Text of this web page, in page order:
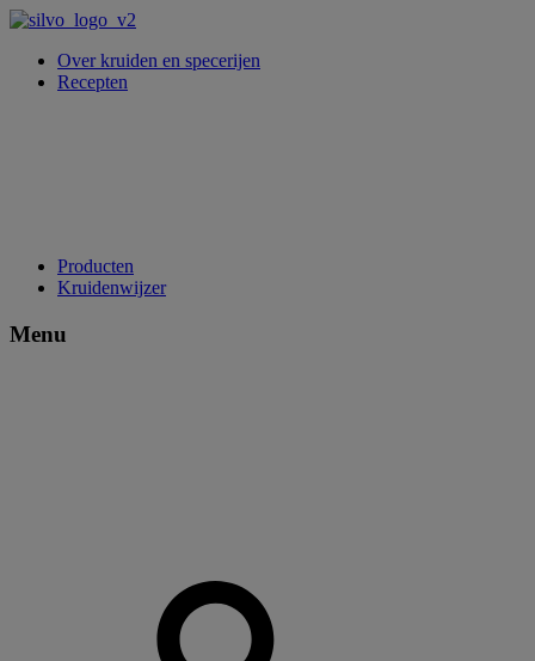
Over kruiden en specerijen
Recepten
Producten
Kruidenwijzer
Menu